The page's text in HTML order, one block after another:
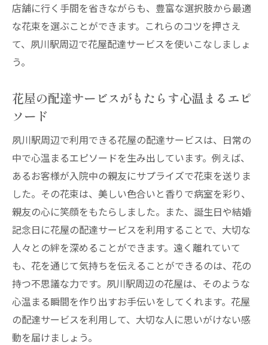
店舗に行く手間を省きながらも、豊富な選択肢から最適
な花束を選ぶことができます。これらのコツを押さえ
て、夙川駅周辺で花屋配達サービスを使いこなしましょ
う。
花屋の配達サービスがもたらす心温まるエピ
ソード
夙川駅周辺で利用できる花屋の配達サービスは、日常の
中で心温まるエピソードを生み出しています。例えば、
あるお客様が入院中の親友にサプライズで花束を送りま
した。その花束は、美しい色合いと香りで病室を彩り、
親友の心に笑顔をもたらしました。また、誕生日や結婚
記念日に花屋の配達サービスを利用することで、大切な
人々との絆を深めることができます。遠く離れていて
も、花を通じて気持ちを伝えることができるのは、花の
持つ不思議な力です。夙川駅周辺の花屋は、そのような
心温まる瞬間を作り出すお手伝いをしてくれます。花屋
の配達サービスを利用して、大切な人に思いがけない感
動を届けましょう。